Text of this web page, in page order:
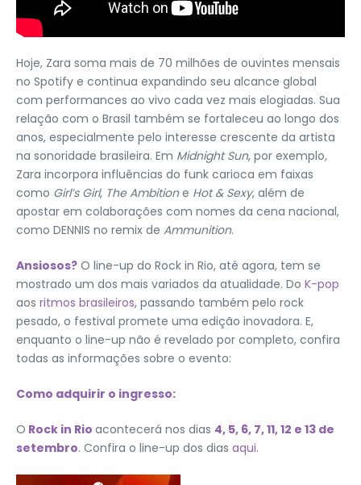
Hoje, Zara soma mais de 70 milhões de ouvintes mensais
no Spotify e continua expandindo seu alcance global
com performances ao vivo cada vez mais elogiadas. Sua
relação com o Brasil também se fortaleceu ao longo dos
anos, especialmente pelo interesse crescente da artista
na sonoridade brasileira. Em Midnight Sun, por exemplo,
Zara incorpora influências do funk carioca em faixas
como Girl’s Girl, The Ambitione Hot & Sexy, além de
apostar em colaborações com nomes da cena nacional,
como DENNIS no remix de Ammunition.
Ansiosos? O line-up do Rock in Rio, até agora, tem se
mostrado um dos mais variados da atualidade. Do K-pop
aos ritmos brasileiros, passando também pelo rock
pesado, o festival promete uma edição inovadora. E,
enquanto o line-up não é revelado por completo, confira
todas as informações sobre o evento:
Como adquirir o ingresso:
O Rock in Rio acontecerá nos dias 4, 5, 6, 7, 11, 12 e 13 de
setembro. Confira o line-up dos dias aqui.